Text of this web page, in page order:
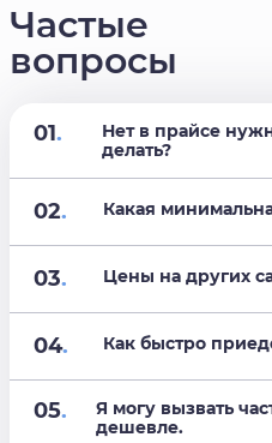
Частые
вопросы
01.
Нет в прайсе
делать?
02. Какая
03. Цены на других
04. Как быстро
05.
Я могу вызвать
дешевле.